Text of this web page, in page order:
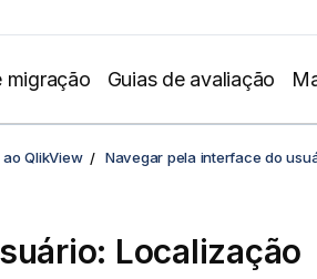
migração Guias de avaliação
QlikView
Navegar pela interface do
Localização